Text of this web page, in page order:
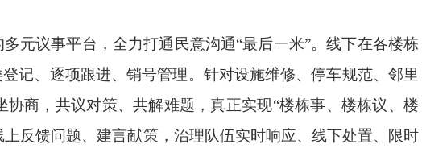
元议事平台，全力打通民意沟通“最后一米”。线下在各楼栋
记、逐项跟进、销号管理。针对设施维修、停车规范、邻里
商，共议对策、共解难题，真正实现“楼栋事、楼栋议、楼
反馈问题、建言献策，治理队伍实时响应、线下处置、限时